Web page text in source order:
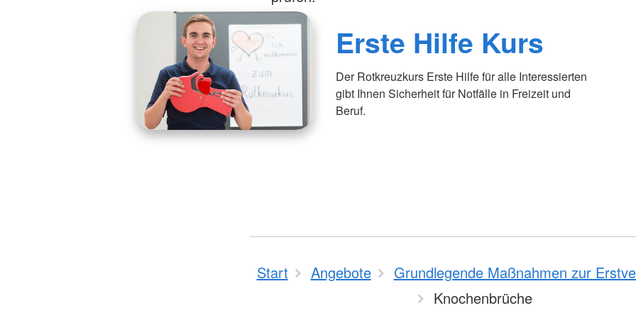
Erste Hilfe Kurs
Der Rotkreuzkurs Erste Hilfe für alle Interessierten
gibt Ihnen Sicherheit für Notfälle in Freizeit und
Beruf.
Start Angebote
Grundlegende Maßnahmen zur
Knochenbrüche